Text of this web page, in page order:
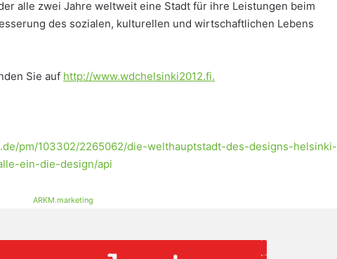
alle zwei Jahre weltweit eine Stadt für ihre Leistungen beim
des sozialen, kulturellen und wirtschaftlichen Lebens
Sie auf http://www.wdchelsinki2012.fi.
pm/103302/2265062/die-welthauptstadt-des-designs-helsinki-
ein-die-design/api
ARKM.marketing